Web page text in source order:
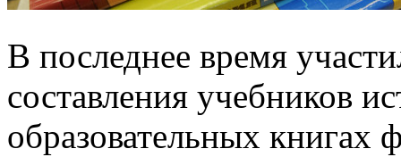
В последнее время
составления учебников
образовательных книгах